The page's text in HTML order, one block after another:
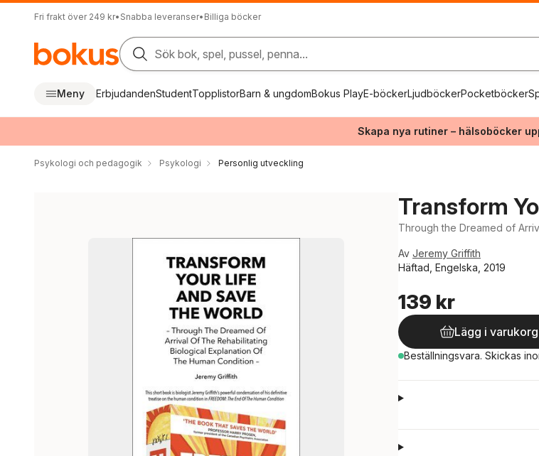
Fri frakt över 249 kr• Snabba leveranser• Billiga böcker
Sök bok, spel, pussel, penna...
Meny ErbjudandenStudentTopplistorBarn & ungdomBokus PlayE-böckerLjudböckerPocketböcker
Skapa nya rutiner – hälsoböcker
Psykologi och pedagogik Psykologi Personlig utveckling
Transform
Through the Dreamed of
Av Jeremy Griffith
Häftad, Engelska, 2019
139 kr
Lägg i varukorg
Beställningsvara. Skickas